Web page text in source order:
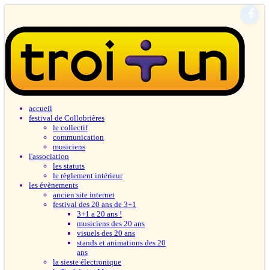
accueil
festival de Collobrières
le collectif
communication
musiciens
l'association
les statuts
le règlement intérieur
les évènements
ancien site internet
festival des 20 ans de 3+1
3+1 a 20 ans !
musiciens des 20 ans
visuels des 20 ans
stands et animations des 20
ans
la sieste électronique